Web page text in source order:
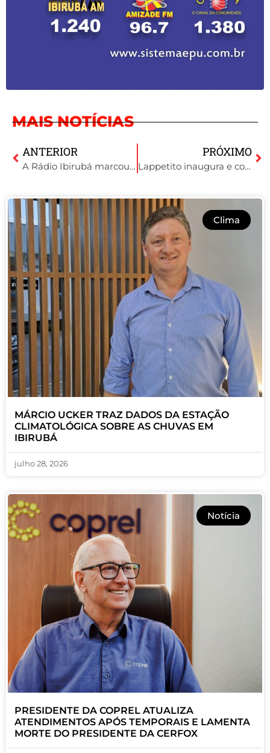
MAIS NOTÍCIAS
ANTERIOR
A Rádio Ibirubá marcou presença no Seminário de Irrigação
PRÓXIMO
Lappetito inaugura e conquista o coração dos ibirubenses
Clima
MÁRCIO UCKER TRAZ DADOS DA ESTAÇÃO
CLIMATOLÓGICA SOBRE AS CHUVAS EM
IBIRUBÁ
julho 28, 2026
Notícia
PRESIDENTE DA COPREL ATUALIZA
ATENDIMENTOS APÓS TEMPORAIS E LAMENTA
MORTE DO PRESIDENTE DA CERFOX